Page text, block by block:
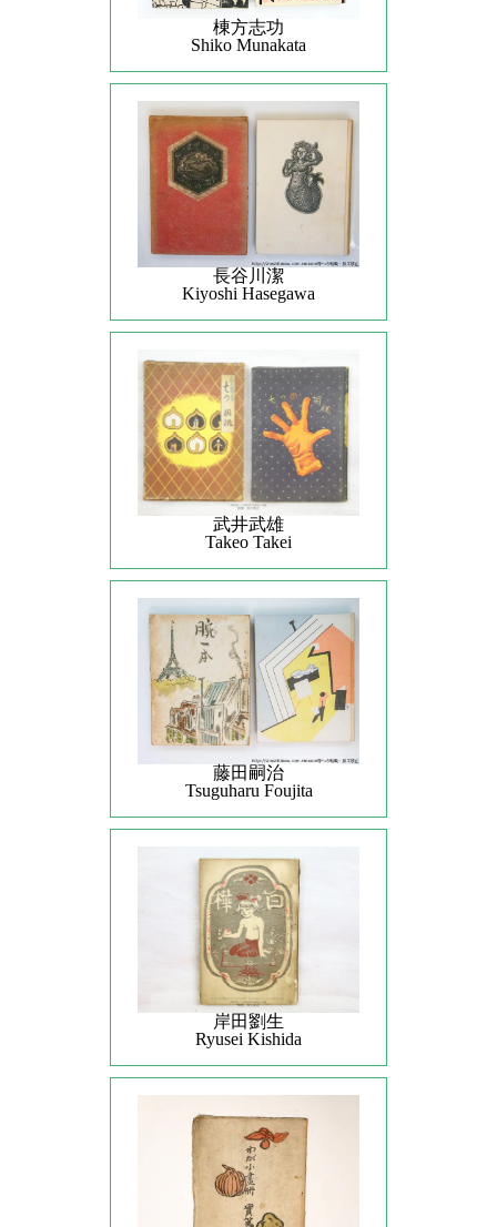
棟方志功
Shiko Munakata
長谷川潔
Kiyoshi Hasegawa
武井武雄
Takeo Takei
藤田嗣治
Tsuguharu Foujita
岸田劉生
Ryusei Kishida